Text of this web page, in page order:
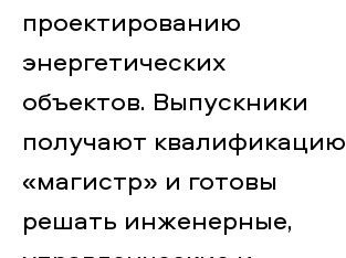
проектированию
энергетических
объектов. Выпускники
получают квалификацию
«магистр» и готовы
решать инженерные,